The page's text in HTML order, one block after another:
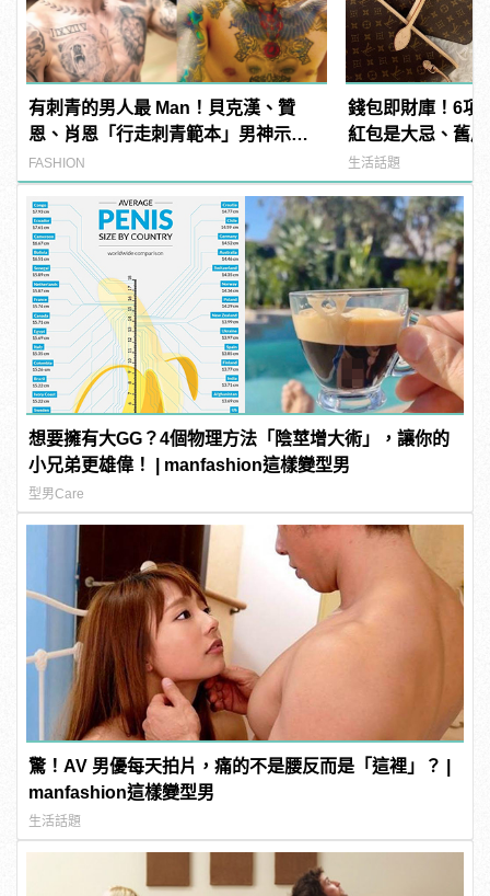
有刺青的男人最 Man！貝克漢、贊
恩、肖恩「行走刺青範本」男神示
範！
FASHION
錢包即財庫！6項
紅包是大忌、舊
生活話題
想要擁有大GG？4個物理方法「陰莖增大術」，讓你的
小兄弟更雄偉！ | manfashion這樣變型男
型男Care
驚！AV 男優每天拍片，痛的不是腰反而是「這裡」？ |
manfashion這樣變型男
生活話題